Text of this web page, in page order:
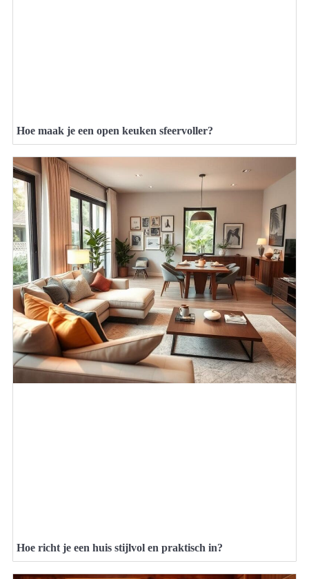
Hoe maak je een open keuken sfeervoller?
Hoe richt je een huis stijlvol en praktisch in?